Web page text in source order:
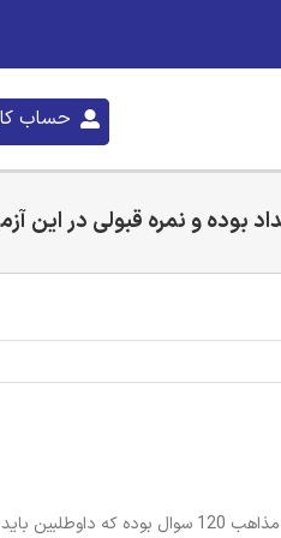
حساب
بوده و نمره قبولی در این